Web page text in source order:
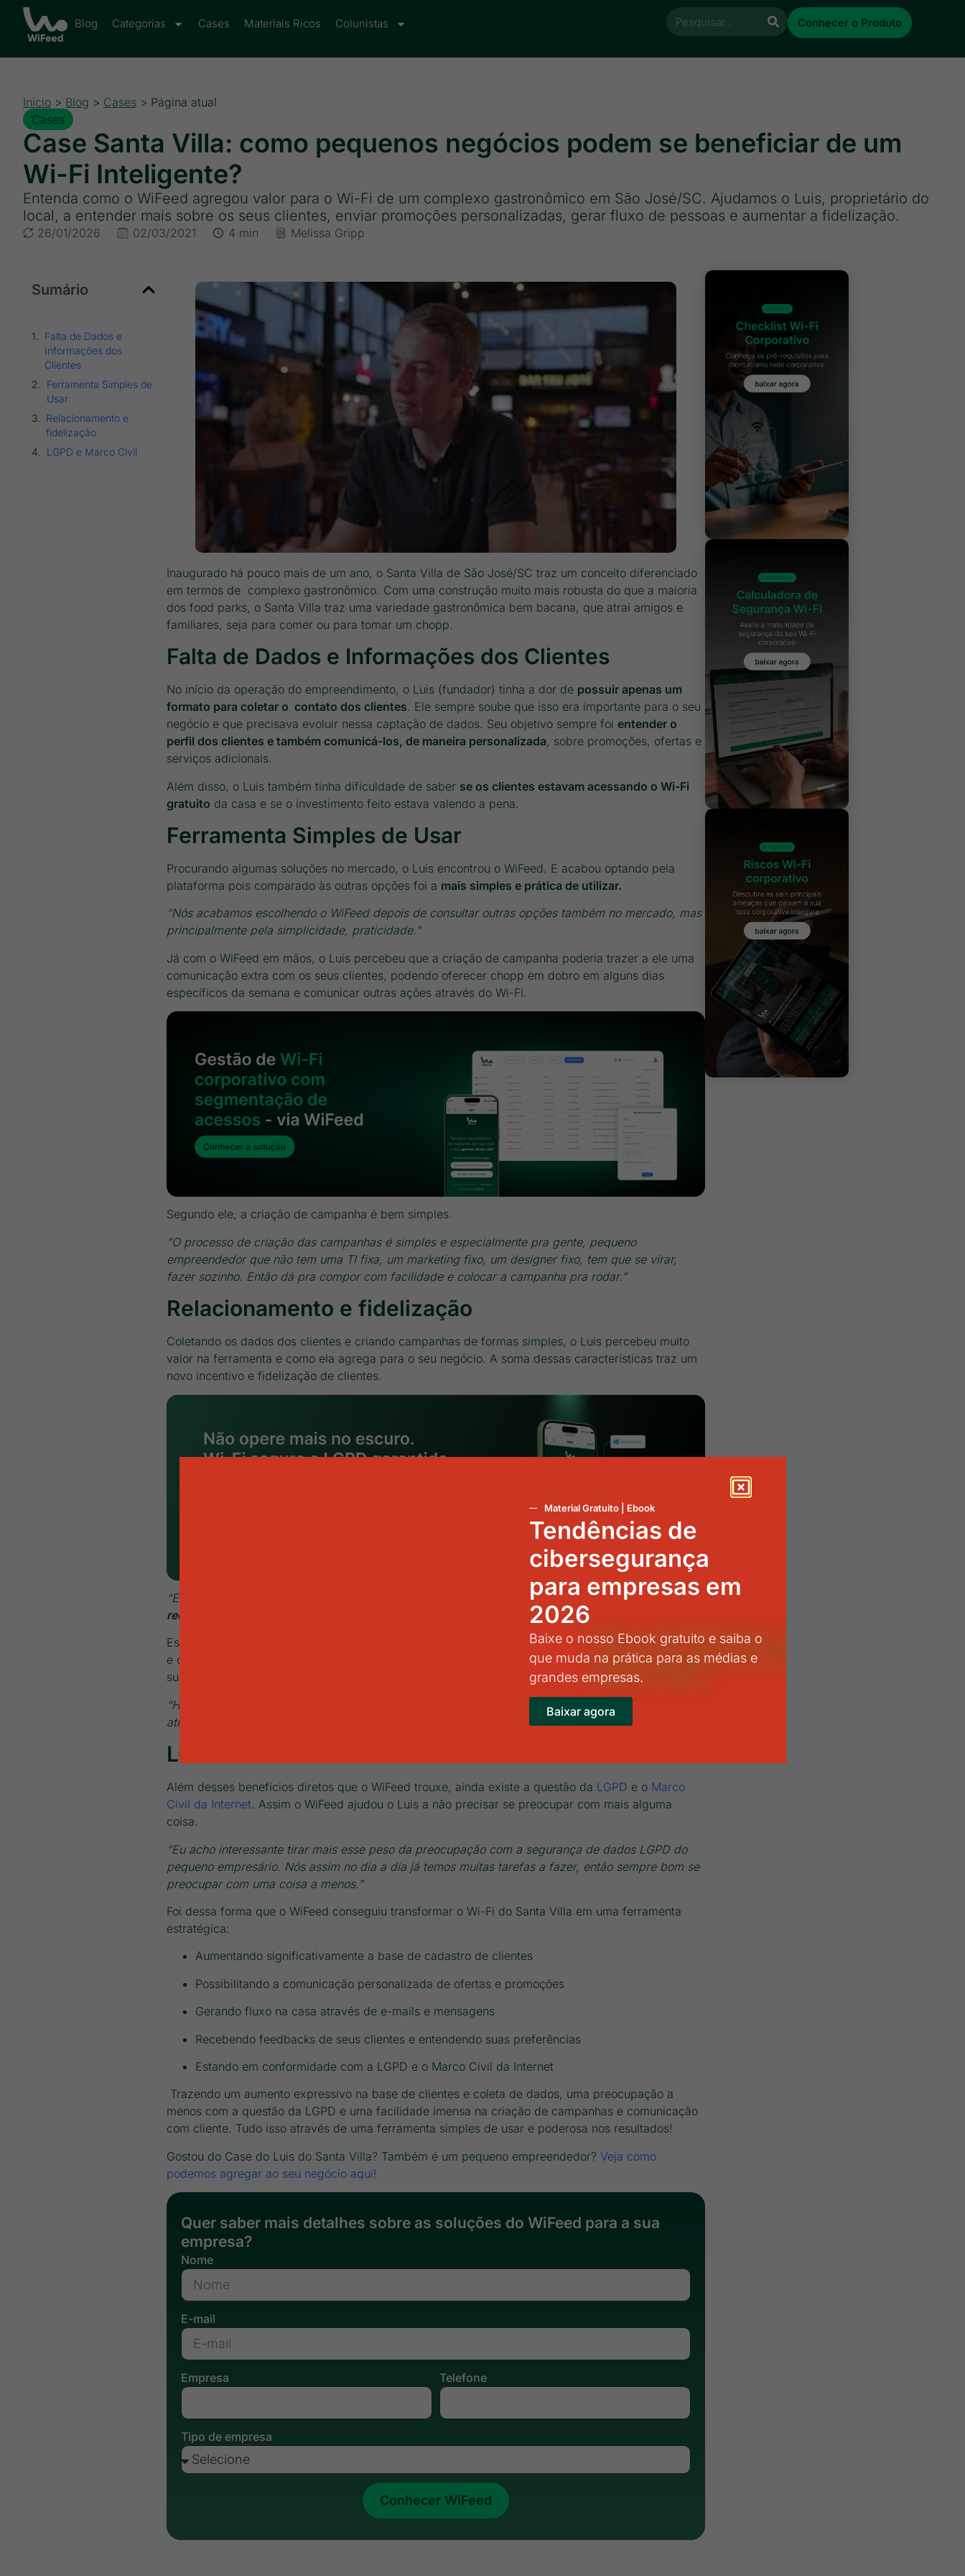
Blog Categorias Cases Materiais Ricos Colunistas Conhecer o Produto
Início > Blog > Cases > Página atual
Cases
Case Santa Villa: como pequenos negócios podem se beneficiar de um
Wi-Fi Inteligente?
Entenda como o WiFeed agregou valor para o Wi-Fi de um complexo gastronômico em São José/SC. Ajudamos o Luis, proprietário do
local, a entender mais sobre os seus clientes, enviar promoções personalizadas, gerar fluxo de pessoas e aumentar a fidelização.
26/01/2026 02/03/2021 4 min Melissa Gripp
Sumário
Falta de Dados e
Informações dos
Clientes
Ferramenta Simples de
Usar
Relacionamento e
fidelização
LGPD e Marco Civil
Inaugurado há pouco mais de um ano, o Santa Villa de São José/SC traz um conceito diferenciado
em termos de complexo gastronômico. Com uma construção muito mais robusta do que a maioria
dos food parks, o Santa Villa traz uma variedade gastronômica bem bacana, que atrai amigos e
familiares, seja para comer ou para tomar um chopp.
Falta de Dados e Informações dos Clientes
No início da operação do empreendimento, o Luis (fundador) tinha a dor de possuir apenas um
formato para coletar o contato dos clientes. Ele sempre soube que isso era importante para o seu
negócio e que precisava evoluir nessa captação de dados. Seu objetivo sempre foi entender o
perfil dos clientes e também comunicá-los, de maneira personalizada, sobre promoções, ofertas e
serviços adicionais.
Além disso, o Luis também tinha dificuldade de saber se os clientes estavam acessando o Wi-Fi
gratuito da casa e se o investimento feito estava valendo a pena.
Ferramenta Simples de Usar
Procurando algumas soluções no mercado, o Luis encontrou o WiFeed. E acabou optando pela
plataforma pois comparado às outras opções foi a mais simples e prática de utilizar.
“Nós acabamos escolhendo o WiFeed depois de consultar outras opções também no mercado, mas
principalmente pela simplicidade, praticidade.”
Já com o WiFeed em mãos, o Luis percebeu que a criação de campanha poderia trazer a ele uma
comunicação extra com os seus clientes, podendo oferecer chopp em dobro em alguns dias
específicos da semana e comunicar outras ações através do Wi-Fi.
Segundo ele, a criação de campanha é bem simples.
“O processo de criação das campanhas é simples e especialmente pra gente, pequeno
empreendedor que não tem uma TI fixa, um marketing fixo, um designer fixo, tem que se virar,
fazer sozinho. Então dá pra compor com facilidade e colocar a campanha pra rodar.”
Relacionamento e fidelização
Coletando os dados dos clientes e criando campanhas de formas simples, o Luis percebeu muito
valor na ferramenta e como ela agrega para o seu negócio. A soma dessas características traz um
novo incentivo e fidelização de clientes.
“E do lado da base de clientes, os contatos celulares e também a informação se eles estão tendo
recorrência e fidelização
, e estão voltando para nosso estabelecimento.”
Essa fidelização é criada graças às campanhas de pesquisa com o cliente, de envio de promoções
e ofertas, tudo isso para conhecer o cliente e poder oferecer aquilo que ele quer, elevando e muito
sua satisfação.
“Hoje nós já temos os benefícios da fidelização, no sentido de ter mais um canal de comunicação
através da tela de entrada da campanha, para o cliente que já está aqui dentro.”
LGPD e Marco Civil
Além desses benefícios diretos que o WiFeed trouxe, ainda existe a questão da LGPD e o Marco
Civil da Internet. Assim o WiFeed ajudou o Luis a não precisar se preocupar com mais alguma
coisa.
“Eu acho interessante tirar mais esse peso da preocupação com a segurança de dados LGPD do
pequeno empresário. Nós assim no dia a dia já temos muitas tarefas a fazer, então sempre bom se
preocupar com uma coisa a menos.”
Foi dessa forma que o WiFeed conseguiu transformar o Wi-Fi do Santa Villa em uma ferramenta
estratégica:
Aumentando significativamente a base de cadastro de clientes
Possibilitando a comunicação personalizada de ofertas e promoções
Gerando fluxo na casa através de e-mails e mensagens
Recebendo feedbacks de seus clientes e entendendo suas preferências
Estando em conformidade com a LGPD e o Marco Civil da Internet
Trazendo um aumento expressivo na base de clientes e coleta de dados, uma preocupação a
menos com a questão da LGPD e uma facilidade imensa na criação de campanhas e comunicação
com cliente. Tudo isso através de uma ferramenta simples de usar e poderosa nos resultados!
Gostou do Case do Luis do Santa Villa? Também é um pequeno empreendedor? Veja como
podemos agregar ao seu negócio aqui!
Quer saber mais detalhes sobre as soluções do WiFeed para a sua
empresa?
Nome
E-mail
Empresa Telefone
Tipo de empresa
Conhecer WiFeed
Material Gratuito | Ebook
Tendências de
cibersegurança
para empresas em
2026
Baixe o nosso Ebook gratuito e saiba o
que muda na prática para as médias e
grandes empresas.
Baixar agora